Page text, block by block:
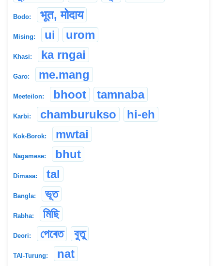
Bodo: भूत, मोदाय
Mising: ui urom
Khasi: ka rngai
Garo: me.mang
Meeteilon: bhoot tamnaba
Karbi: chamburukso hi-eh
Kok-Borok: mwtai
Nagamese: bhut
Dimasa: tal
Bangla: ভূত
Rabha: মিছি
Deori: পেৰেত বুতু
TAI-Turung: nat